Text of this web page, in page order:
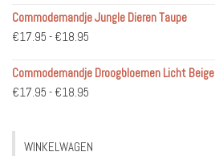
tot
€51.95
Commodemandje Jungle Dieren Taupe
€17.95 - €18.95
tot
Commodemandje Droogbloemen Licht Beige
€17.95 - €18.95
€18.95
WINKELWAGEN